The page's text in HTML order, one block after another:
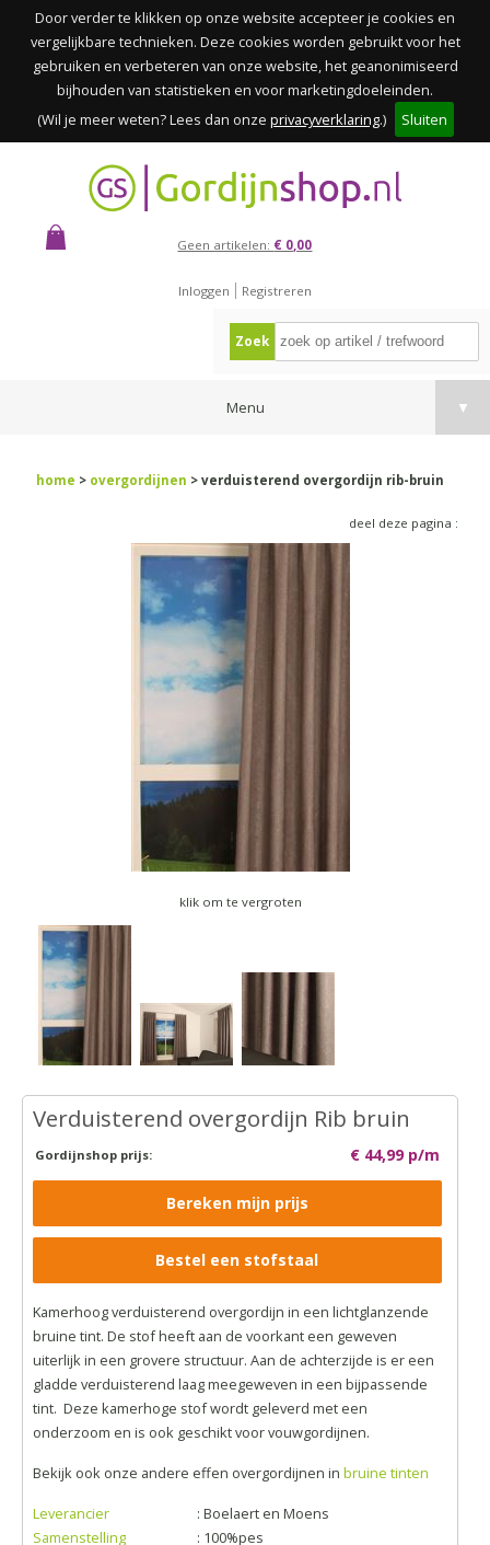
Door verder te klikken op onze website accepteer je cookies en
vergelijkbare technieken. Deze cookies worden gebruikt voor het
gebruiken en verbeteren van onze website, het geanonimiseerd
bijhouden van statistieken en voor marketingdoeleinden.
(Wil je meer weten? Lees dan onze privacyverklaring.) Sluiten
Geen artikelen: € 0,00
Inloggen Registreren
Zoek
Menu ▼
home > overgordijnen > verduisterend overgordijn rib-bruin
deel deze pagina :
klik om te vergroten
Verduisterend overgordijn Rib bruin
Gordijnshop prijs: € 44,99 p/m
Bereken mijn prijs
Bestel een stofstaal
Kamerhoog verduisterend overgordijn in een lichtglanzende
bruine tint. De stof heeft aan de voorkant een geweven
uiterlijk in een grovere structuur. Aan de achterzijde is er een
gladde verduisterend laag meegeweven in een bijpassende
tint. Deze kamerhoge stof wordt geleverd met een
onderzoom en is ook geschikt voor vouwgordijnen.
Bekijk ook onze andere effen overgordijnen in bruine tinten
Leverancier
: Boelaert en Moens
Samenstelling
: 100%pes